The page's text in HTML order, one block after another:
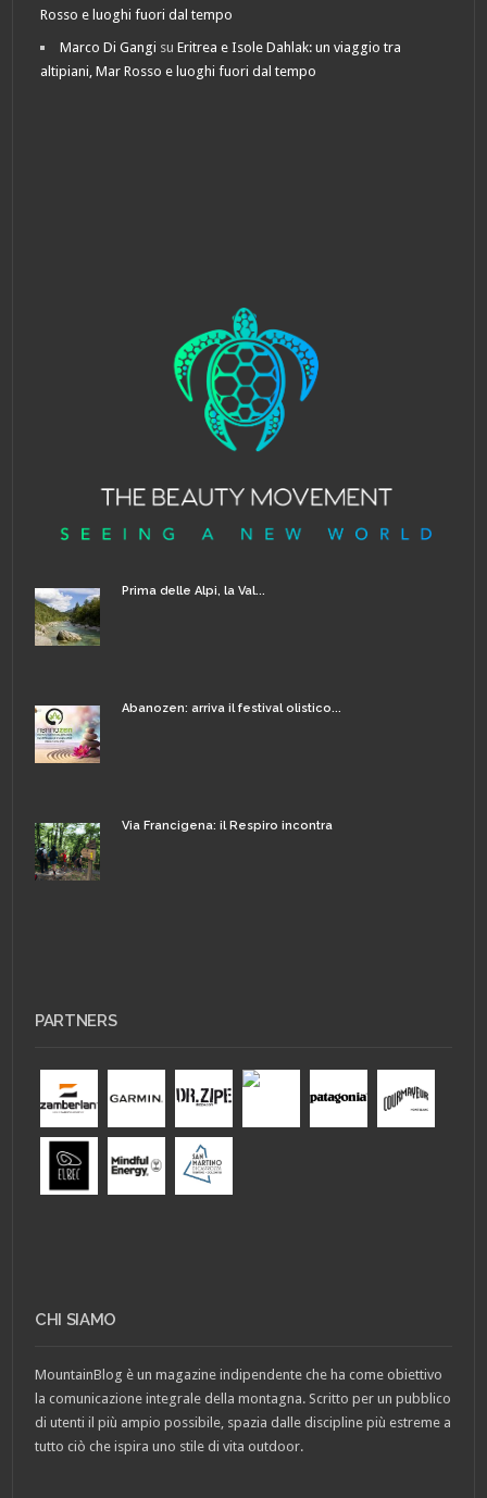
Rosso e luoghi fuori dal tempo
Marco Di Gangi suEritrea e Isole Dahlak: un viaggio tra
altipiani, Mar Rosso e luoghi fuori dal tempo
Prima delle Alpi, la Val...
Abanozen: arriva il festival olistico...
Via Francigena: il Respiro incontra
PARTNERS
CHI SIAMO
MountainBlog è un magazine indipendente che ha come obiettivo
la comunicazione integrale della montagna. Scritto per un pubblico
di utenti il più ampio possibile, spazia dalle discipline più estreme a
tutto ciò che ispira uno stile di vita outdoor.